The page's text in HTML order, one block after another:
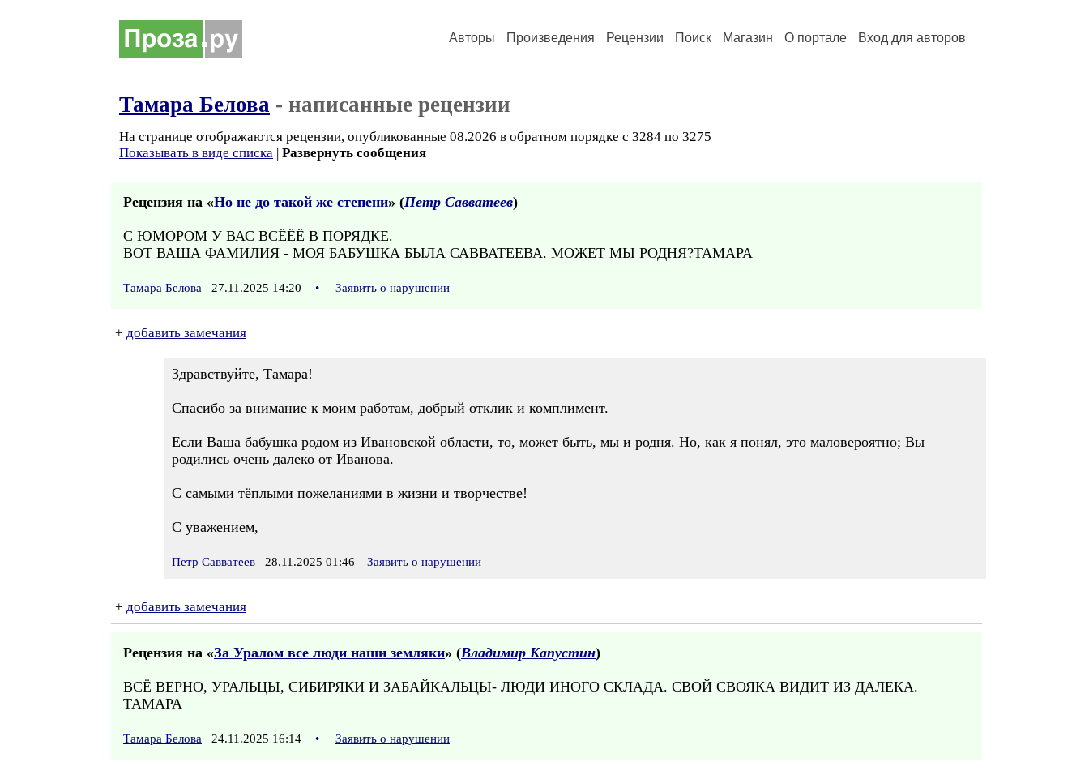
Авторы Произведения Рецензии Поиск Магазин О портале Вход для авторов
Тамара Белова - написанные рецензии
На странице отображаются рецензии, опубликованные 08.2026 в обратном порядке с 3284 по 3275
Показывать в виде списка | Развернуть сообщения
Рецензия на «Но не до такой же степени» (Петр Савватеев)
С ЮМОРОМ У ВАС ВСЁЁЁ В ПОРЯДКЕ.
ВОТ ВАША ФАМИЛИЯ - МОЯ БАБУШКА БЫЛА САВВАТЕЕВА. МОЖЕТ МЫ РОДНЯ?ТАМАРА
Тамара Белова 27.11.2025 14:20 • Заявить о нарушении
+ добавить замечания
Здравствуйте, Тамара!
Спасибо за внимание к моим работам, добрый отклик и комплимент.
Если Ваша бабушка родом из Ивановской области, то, может быть, мы и родня. Но, как я понял, это маловероятно; Вы
родились очень далеко от Иванова.
С самыми тёплыми пожеланиями в жизни и творчестве!
С уважением,
Петр Савватеев 28.11.2025 01:46 Заявить о нарушении
+ добавить замечания
Рецензия на «За Уралом все люди наши земляки» (Владимир Капустин)
ВСЁ ВЕРНО, УРАЛЬЦЫ, СИБИРЯКИ И ЗАБАЙКАЛЬЦЫ- ЛЮДИ ИНОГО СКЛАДА. СВОЙ СВОЯКА ВИДИТ ИЗ ДАЛЕКА.
ТАМАРА
Тамара Белова 24.11.2025 16:14 • Заявить о нарушении